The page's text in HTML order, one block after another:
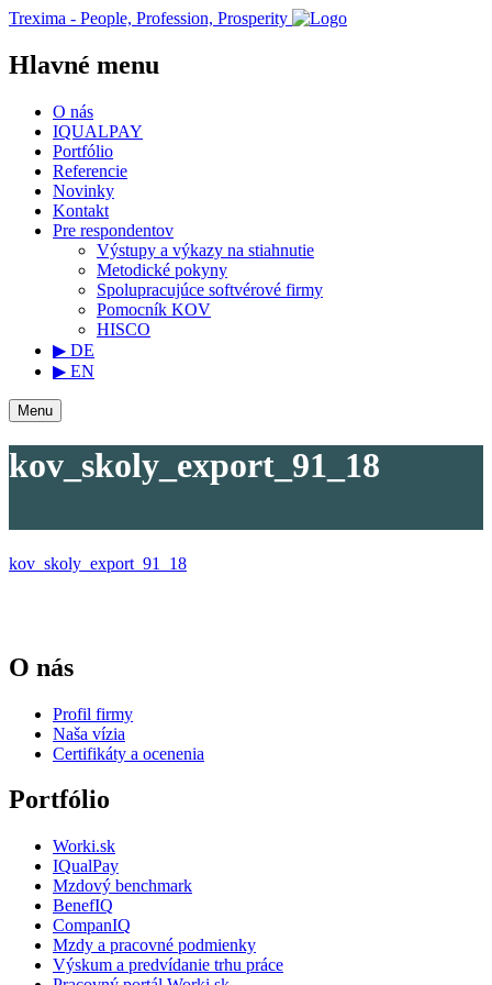
Trexima - People, Profession, Prosperity
Hlavné menu
O nás
IQUALPAY
Portfólio
Referencie
Novinky
Kontakt
Pre respondentov
Výstupy a výkazy na stiahnutie
Metodické pokyny
Spolupracujúce softvérové firmy
Pomocník KOV
HISCO
▶ DE
▶ EN
Menu
kov_skoly_export_91_18
kov_skoly_export_91_18
O nás
Profil firmy
Naša vízia
Certifikáty a ocenenia
Portfólio
Worki.sk
IQualPay
Mzdový benchmark
BenefIQ
CompanIQ
Mzdy a pracovné podmienky
Výskum a predvídanie trhu práce